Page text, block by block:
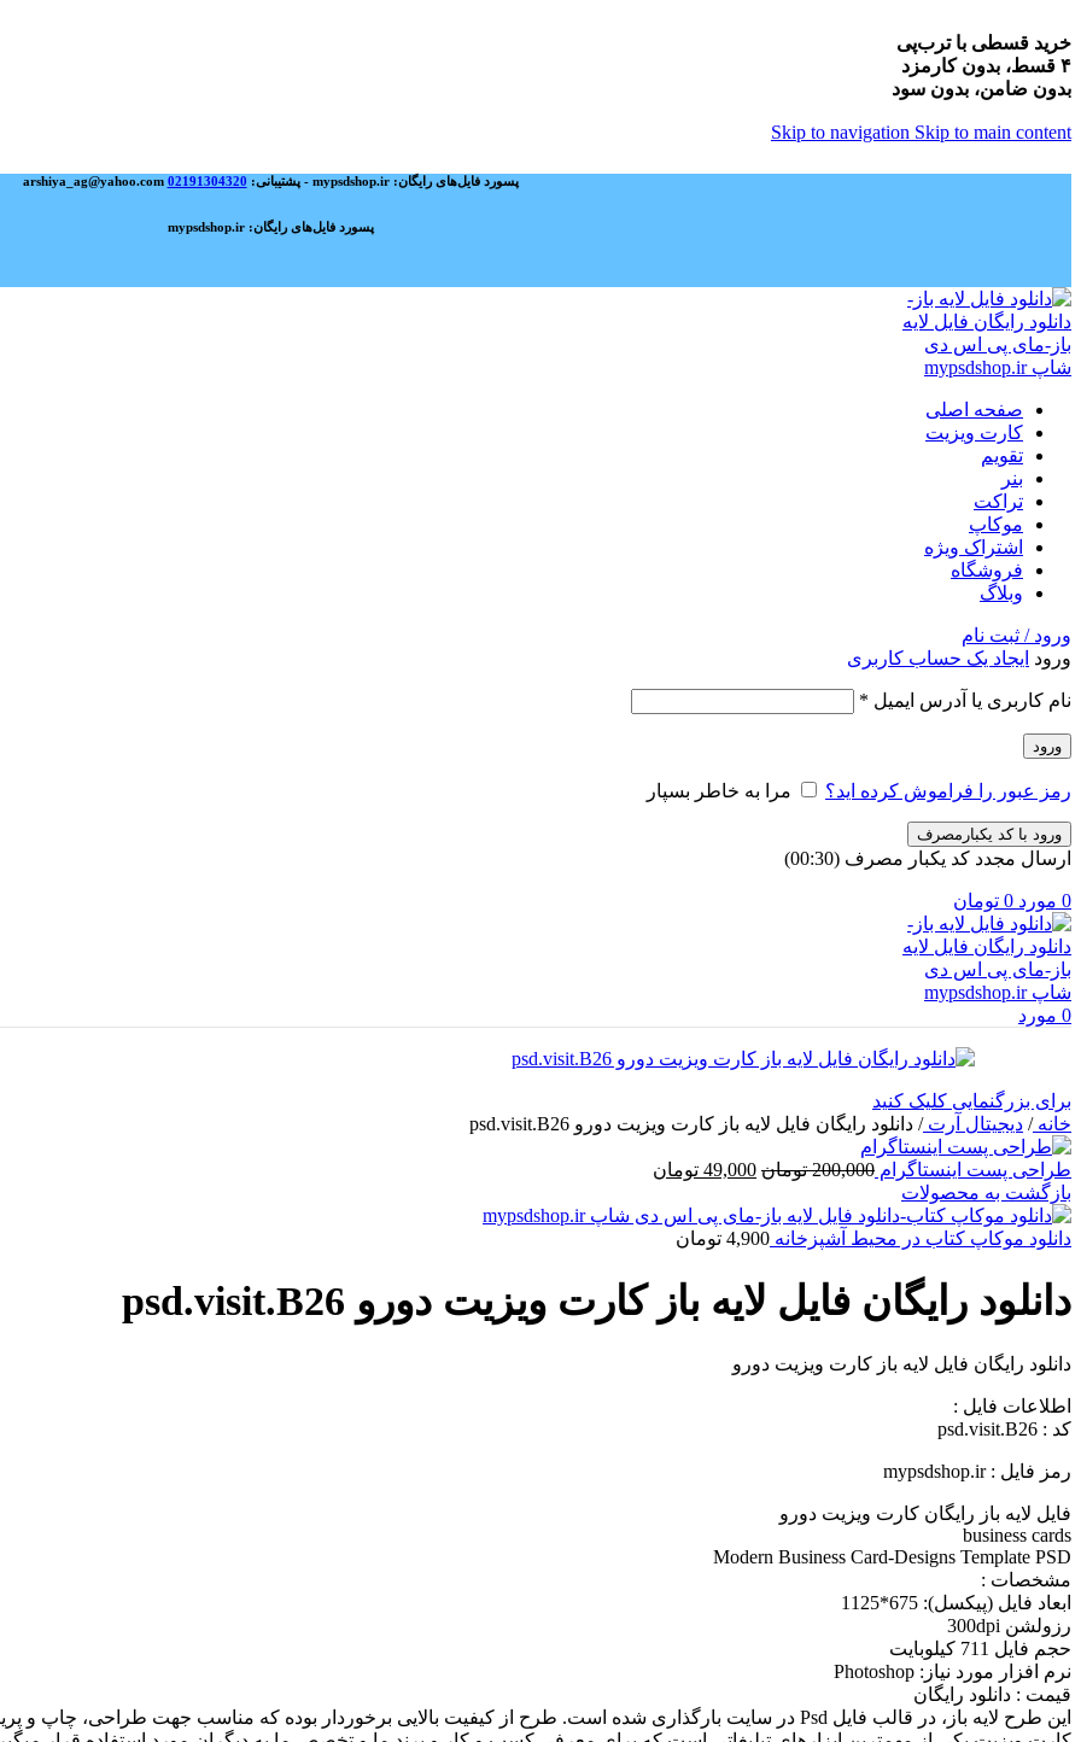
خرید قسطی با ترب‌پی
۴ قسط، بدون کارمزد
بدون ضامن، بدون سود
Skip to navigation Skip to main content
پسورد فایل‌های رایگان: mypsdshop.ir - پشتیبانی: arshiya_ag@yahoo.com 02191304320
پسورد فایل‌های رایگان: mypsdshop.ir
صفحه اصلی
کارت ویزیت
تقویم
بنر
تراکت
موکاپ
اشتراک ویژه
فروشگاه
وبلاگ
ورود / ثبت نام
ورود ایجاد یک حساب کاربری
نام کاربری یا آدرس ایمیل *
ورود
رمز عبور را فراموش کرده اید؟ مرا به خاطر بسپار
ورود با کد یکبارمصرف
ارسال مجدد کد یکبار مصرف (00:
30
)
0 مورد 0 تومان
0 مورد
برای بزرگنمایی کلیک کنید
خانه/ دیجیتال آرت/ دانلود رایگان فایل لايه باز کارت ويزيت دورو psd.visit.B26
طراحی پست اینستاگرام 200,000 تومان 49,000 تومان
بازگشت به محصولات
دانلود موکاپ کتاب در محیط آشپزخانه 4,900 تومان
دانلود رایگان فایل لايه باز کارت ويزيت دورو psd.visit.B26
دانلود رایگان فایل لايه باز کارت ويزيت دورو
اطلاعات فايل :
کد : psd.visit.B26
رمز فایل : mypsdshop.ir
فایل لايه باز رایگان کارت ويزيت دورو
business cards
Modern Business Card-Designs Template PSD
مشخصات :
ابعاد فايل (پيکسل): 675*1125
رزولشن 300dpi
حجم فایل 711 کیلوبایت
نرم افزار مورد نياز: Photoshop
قیمت : دانلود رایگان
اين طرح لايه باز، در قالب فايل Psd در سايت بارگذاری شده است. طرح از کيفيت بالايی برخوردار بوده که مناسب جهت طراحی، چاپ و پرينت می باشد